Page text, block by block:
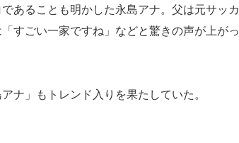
あることも明かした永島アナ。父は元サッカ
すごい一家ですね」などと驚きの声が上がっ
ナ」もトレンド入りを果たしていた。